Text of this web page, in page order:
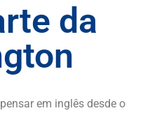
da
em inglês desde o